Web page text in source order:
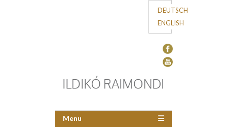
DEUTSCH
ENGLISH
Menu